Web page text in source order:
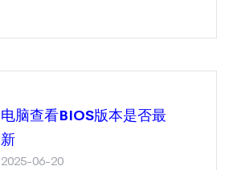
电脑查看BIOS版本是否最
新
2025-06-20